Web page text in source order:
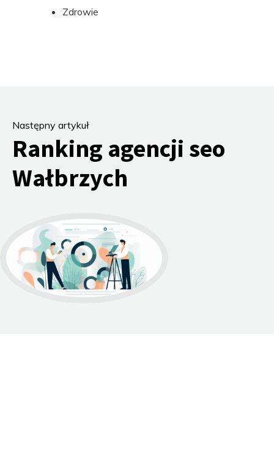
Zdrowie
Następny artykuł
Ranking agencji seo
Wałbrzych